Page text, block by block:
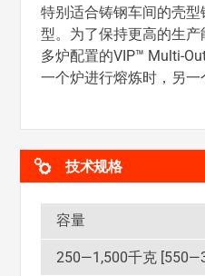
特别适合铸钢车间的壳
型。为了保持更高的生
多炉配置的VIP™ Multi-
一个炉进行熔炼时，另一
技术规格
容量
250—1,500千克